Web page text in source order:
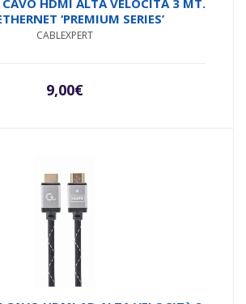
CAVO HDMI ALTA VELOCITA 3 MT.
‘PREMIUM SERIES’
CABLEXPERT
9,00€